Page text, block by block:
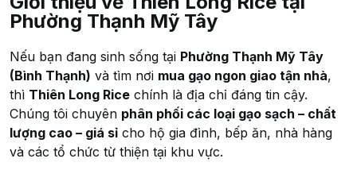
Phường Thạnh Mỹ Tây
Nếu bạn đang sinh sống tại Phường Thạnh Mỹ Tây
(Bình Thạnh) và tìm nơi mua gạo ngon giao tận nhà,
thì Thiên Long Rice chính là địa chỉ đáng tin cậy.
Chúng tôi chuyên phân phối các loại gạo sạch – chất
lượng cao – giá sỉ cho hộ gia đình, bếp ăn, nhà hàng
và các tổ chức từ thiện tại khu vực.